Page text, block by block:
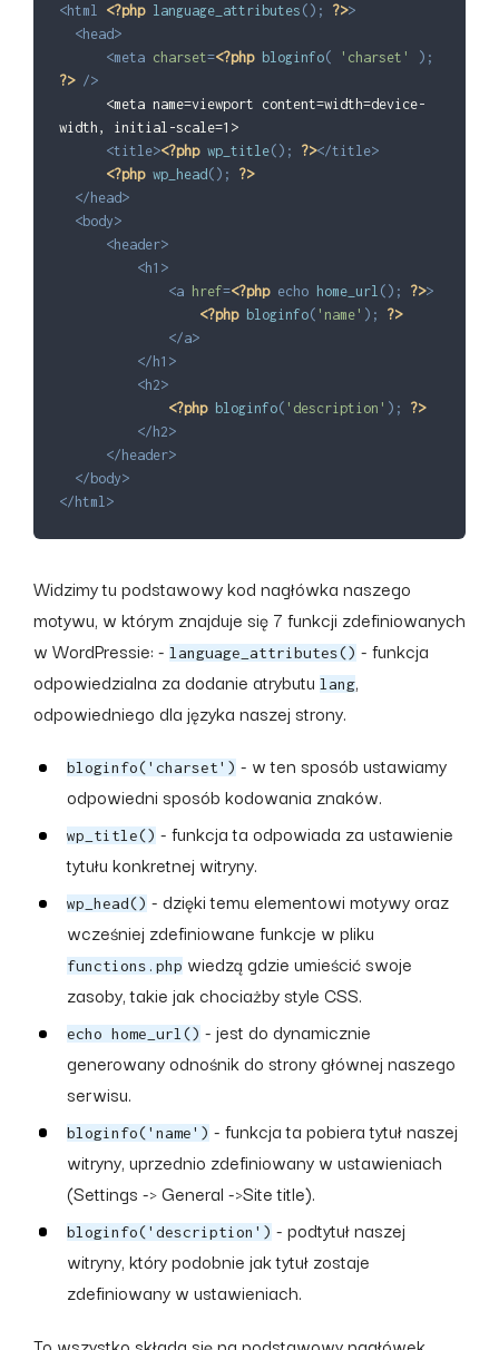
<html <?php language_attributes ( ) ; ?>>
<head>
<meta charset=<?php bloginfo( 'charset' ) ;
?> />
width, initial-scale=1>
<title><?php wp_title( ) ; ?></title>
<?php wp_head ( ) ;
?>
</ head>
<body>
<header>
<h1 >
<a href=<?php echo home_url ( ) ; ?>>
<?php bloginfo( 'name' ) ;
?>
</a>
</ h1 >
<h2>
<?php bloginfo( 'description' ) ;
?>
</ h2>
</ header>
</ body>
</ html >
Widzimy tu podstawowy kod nagłówka naszego
motywu, w którym znajduje się 7 funkcji zdefiniowanych
w WordPressie: - language_attributes() - funkcja
odpowiedzialna za dodanie atrybutu lang,
odpowiedniego dla języka naszej strony.
bloginfo('charset')- w ten sposób ustawiamy
odpowiedni sposób kodowania znaków.
wp_title()- funkcja ta odpowiada za ustawienie
tytułu konkretnej witryny.
wp_head()- dzięki temu elementowi motywy oraz
wcześniej zdefiniowane funkcje w pliku
functions.phpwiedzą gdzie umieścić swoje
zasoby, takie jak chociażby style CSS.
echo home_url()- jest do dynamicznie
generowany odnośnik do strony głównej naszego
serwisu.
bloginfo('name')- funkcja ta pobiera tytuł naszej
witryny, uprzednio zdefiniowany w ustawieniach
(Settings -> General ->Site title).
bloginfo('description')- podtytuł naszej
witryny, który podobnie jak tytuł zostaje
zdefiniowany w ustawieniach.